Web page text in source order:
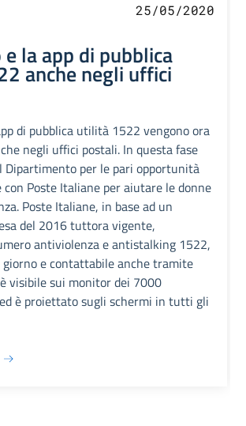
25/05/2020
la app di pubblica
anche negli uffici
di pubblica utilità 1522 vengono ora
negli uffici postali. In questa fase
Dipartimento per le pari opportunità
con Poste Italiane per aiutare le donne
Poste Italiane, in base ad un
del 2016 tuttora vigente,
antiviolenza e antistalking 1522,
e contattabile anche tramite
visibile sui monitor dei 7000
è proiettato sugli schermi in tutti gli